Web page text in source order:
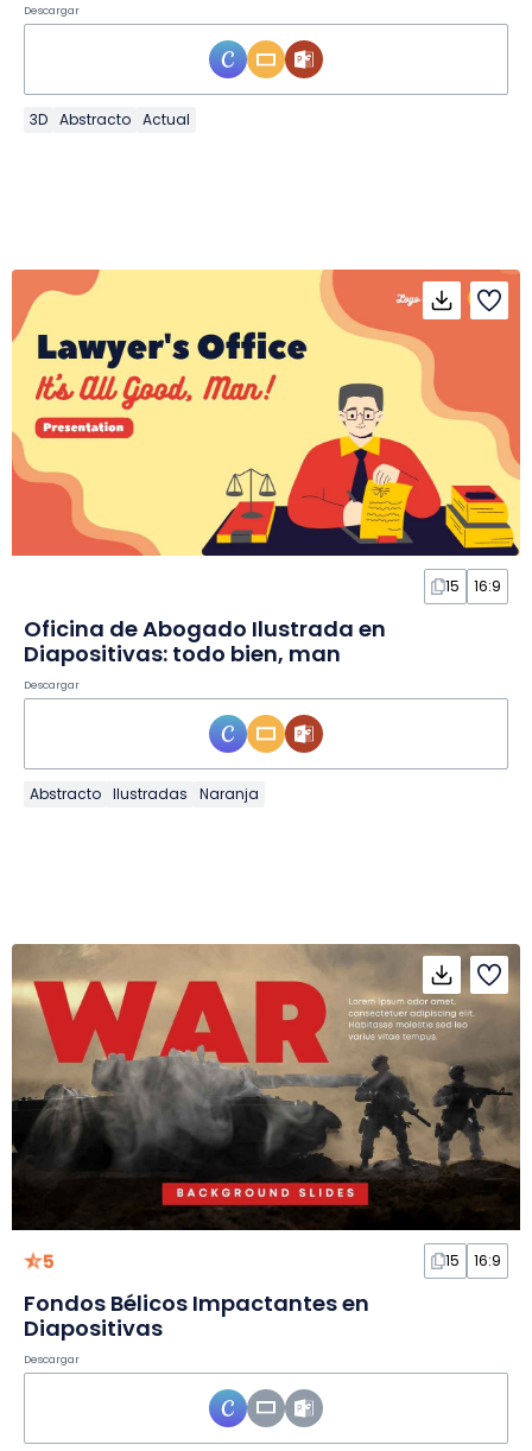
Descargar
3D Abstracto Actual
15 16:9
Oficina de Abogado Ilustrada en
Diapositivas: todo bien, man
Descargar
Abstracto Ilustradas Naranja
5 15 16:9
Fondos Bélicos Impactantes en
Diapositivas
Descargar